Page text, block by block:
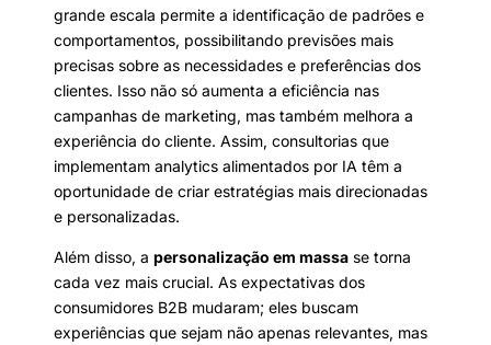
grande escala permite a identificação de padrões e
comportamentos, possibilitando previsões mais
precisas sobre as necessidades e preferências dos
clientes. Isso não só aumenta a eficiência nas
campanhas de marketing, mas também melhora a
experiência do cliente. Assim, consultorias que
implementam analytics alimentados por IA têm a
oportunidade de criar estratégias mais direcionadas
e personalizadas.
Além disso, a personalização em massa se torna
cada vez mais crucial. As expectativas dos
consumidores B2B mudaram; eles buscam
experiências que sejam não apenas relevantes, mas